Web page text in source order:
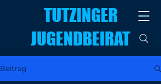
TUTZINGER
JUGENDBEIRAT
Beitrag